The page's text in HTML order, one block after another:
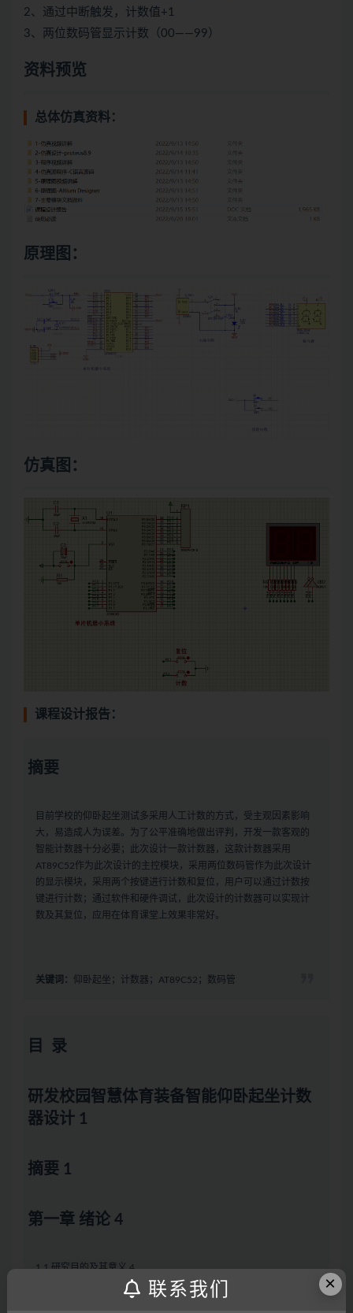
2、通过中断触发，计数值+1
3、两位数码管显示计数（00——99）
资料预览
总体仿真资料：
原理图：
仿真图：
课程设计报告：
摘要
目前学校的仰卧起坐测试多采用人工计数的方式，受主观因素影响
大，易造成人为误差。为了公平准确地做出评判，开发一款客观的
智能计数器十分必要；此次设计一款计数器，这款计数器采用
AT89C52作为此次设计的主控模块，采用两位数码管作为此次设计
的显示模块，采用两个按键进行计数和复位，用户可以通过计数按
键进行计数；通过软件和硬件调试，此次设计的计数器可以实现计
数及其复位，应用在体育课堂上效果非常好。
关键词： 仰卧起坐；计数器；AT89C52；数码管
目 录
研发校园智慧体育装备智能仰卧起坐计数
器设计 1
摘要 1
第一章 绪论 4
1.1 研究目的及其意义 4
×
联系我们